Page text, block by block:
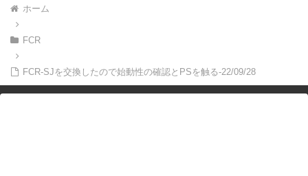
ホーム
FCR
FCR-SJを交換したので始動性の確認とPSを触る-22/09/28